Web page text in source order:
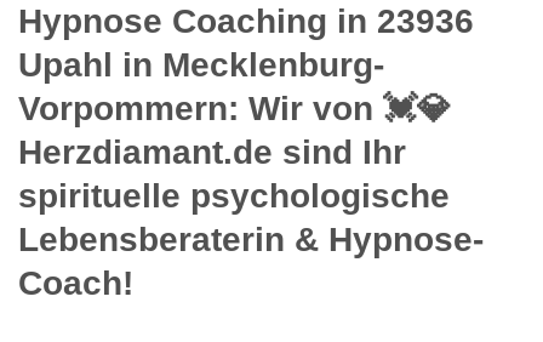
Hypnose Coaching in 23936
Upahl in Mecklenburg-
Vorpommern: Wir von 💓️💎
Herzdiamant.de sind Ihr
spirituelle psychologische
Lebensberaterin & Hypnose-
Coach!